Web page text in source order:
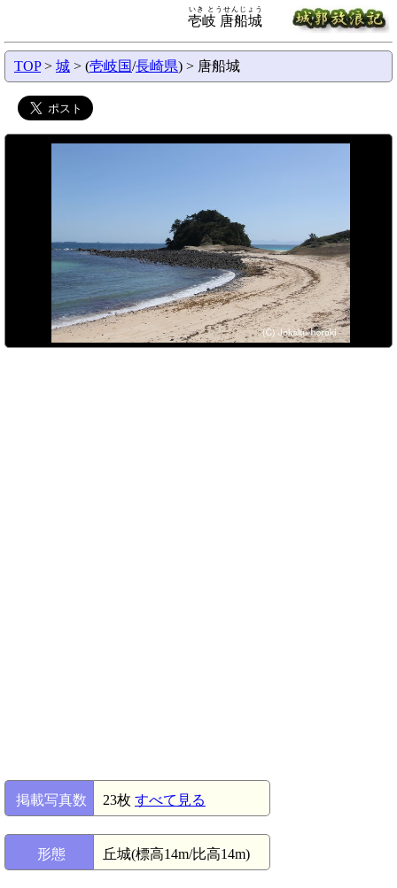
壱岐 唐船城
いき とうせんじょう
TOP> 城 > (壱岐国/長崎県) > 唐船城
掲載写真数 23枚 すべて見る
形態 丘城(標高14m/比高14m)